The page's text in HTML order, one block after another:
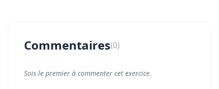
Commentaires(0)
Sois le premier à commenter cet exercice.